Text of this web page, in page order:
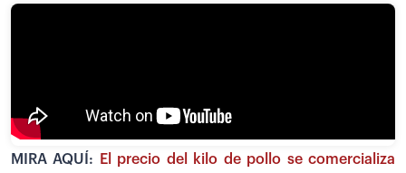
MIRA AQUÍ:
El precio del kilo de pollo se comercializa